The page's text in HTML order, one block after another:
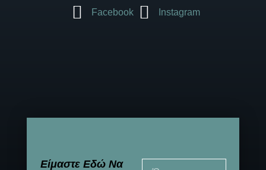
Facebook
Instagram
Είμαστε Εδώ Να